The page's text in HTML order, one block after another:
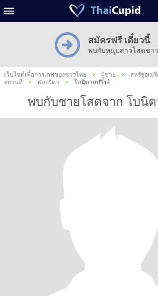
สมัครฟรี เดี๋ยวนี้
พบกับหนุ่มสาวโสดชา
เว็บไซต์เพื่อการเดทของชาวไทย > ผู้ชาย > สหรัฐอเม
สถานที่
> ฟลอริดา > โบนิตาสปริงส์
พบกับชายโสดจาก โบนิต